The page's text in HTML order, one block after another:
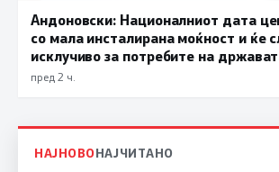
Андоновски: Националниот дата
со мала инсталирана моќност и ќе
исклучиво за потребите на
пред 2 ч.
НАЈНОВОНАЈЧИТАНО